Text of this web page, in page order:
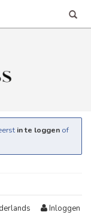
in te loggen of
Inloggen